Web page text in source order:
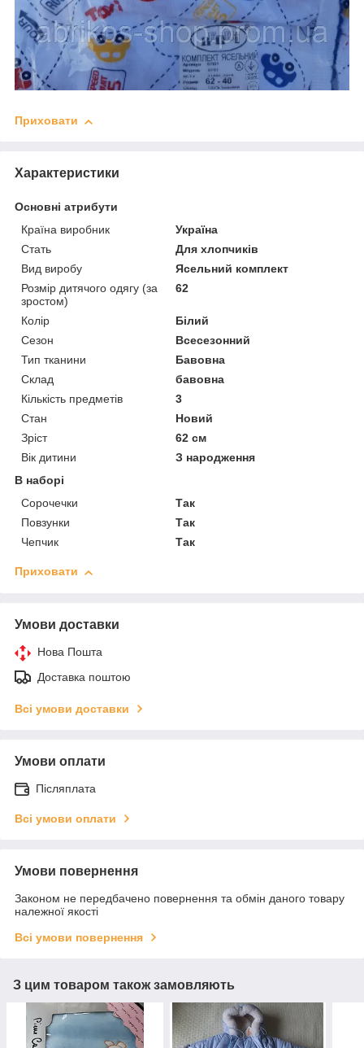
Приховати
Характеристики
Основні атрибути
Країна виробник
Україна
Стать
Для хлопчиків
Вид виробу
Ясельний комплект
Розмір дитячого одягу (за
зростом)
62
Колір
Білий
Сезон
Всесезонний
Тип тканини
Бавовна
Склад
бавовна
Кількість предметів
3
Стан
Новий
Зріст
62 см
Вік дитини
З народження
В наборі
Сорочечки
Так
Повзунки
Так
Чепчик
Так
Приховати
Умови доставки
Нова Пошта
Доставка поштою
Всі умови доставки
Умови оплати
Післяплата
Всі умови оплати
Умови повернення
Законом не передбачено повернення та обмін даного товару
належної якості
Всі умови повернення
З цим товаром також замовляють